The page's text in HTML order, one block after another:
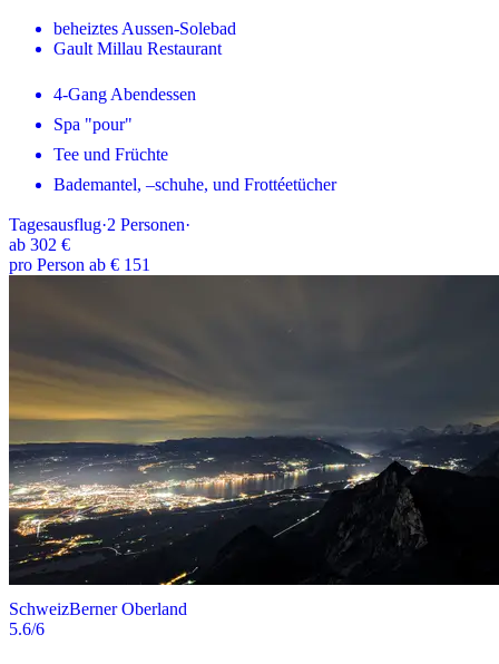
beheiztes Aussen-Solebad
Gault Millau Restaurant
4-Gang Abendessen
Spa "pour"
Tee und Früchte
Bademantel, –schuhe, und Frottéetücher
Tagesausflug·2 Personen·
ab 302 €
pro Person ab € 151
SchweizBerner Oberland
5.6/6